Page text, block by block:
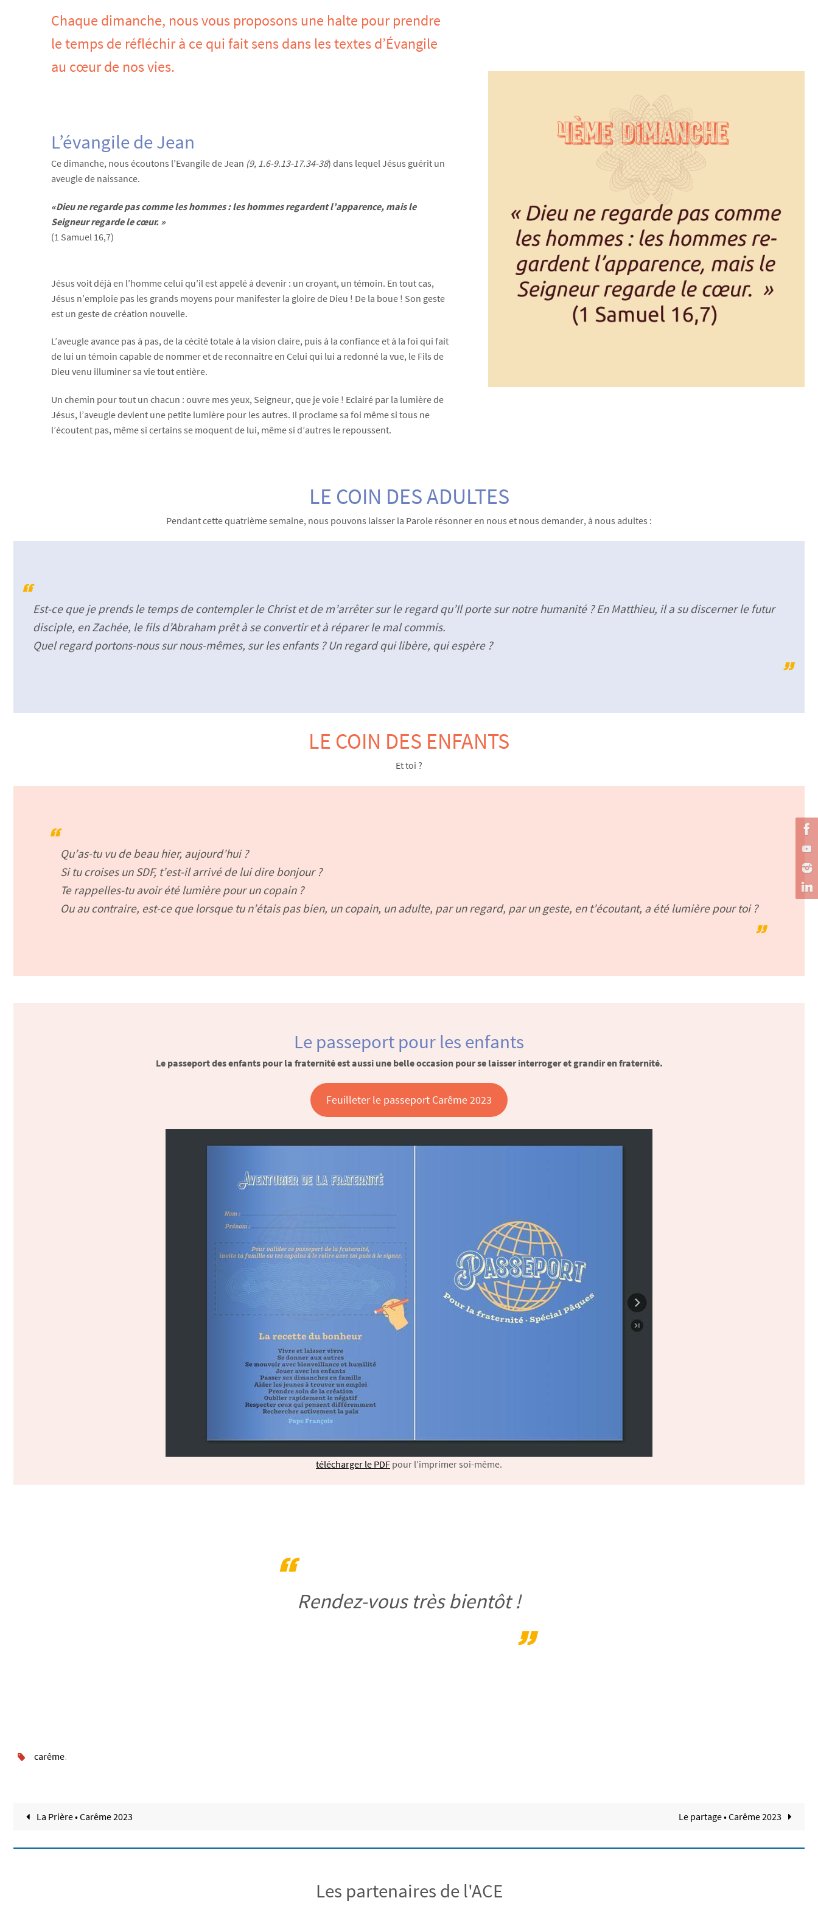
Chaque dimanche, nous vous proposons une halte pour prendre
le temps de réfléchir à ce qui fait sens dans les textes d’Évangile
au cœur de nos vies.
L’évangile de Jean
Ce dimanche, nous écoutons l’Evangile de Jean (9, 1.6-9.13-17.34-38) dans lequel Jésus guérit un
aveugle de naissance.
«Dieu ne regarde pas comme les hommes : les hommes regardent l’apparence, mais le
Seigneur regarde le cœur. »
(1 Samuel 16,7)
Jésus voit déjà en l’homme celui qu’il est appelé à devenir : un croyant, un témoin. En tout cas,
Jésus n’emploie pas les grands moyens pour manifester la gloire de Dieu ! De la boue ! Son geste
est un geste de création nouvelle.
L’aveugle avance pas à pas, de la cécité totale à la vision claire, puis à la confiance et à la foi qui fait
de lui un témoin capable de nommer et de reconnaître en Celui qui lui a redonné la vue, le Fils de
Dieu venu illuminer sa vie tout entière.
Un chemin pour tout un chacun : ouvre mes yeux, Seigneur, que je voie ! Eclairé par la lumière de
Jésus, l’aveugle devient une petite lumière pour les autres. Il proclame sa foi même si tous ne
l’écoutent pas, même si certains se moquent de lui, même si d’autres le repoussent.
LE COIN DES ADULTES
Pendant cette quatrième semaine, nous pouvons laisser la Parole résonner en nous et nous demander, à nous adultes :
Est-ce que je prends le temps de contempler le Christ et de m’arrêter sur le regard qu’Il porte sur notre humanité ? En Matthieu, il a su discerner le futur
disciple, en Zachée, le fils d’Abraham prêt à se convertir et à réparer le mal commis.
Quel regard portons-nous sur nous-mêmes, sur les enfants ? Un regard qui libère, qui espère ?
LE COIN DES ENFANTS
Et toi ?
Qu’as-tu vu de beau hier, aujourd’hui ?
Si tu croises un SDF, t’est-il arrivé de lui dire bonjour ?
Te rappelles-tu avoir été lumière pour un copain ?
Ou au contraire, est-ce que lorsque tu n’étais pas bien, un copain, un adulte, par un regard, par un geste, en t’écoutant, a été lumière pour toi ?
Le passeport pour les enfants
Le passeport des enfants pour la fraternité est aussi une belle occasion pour se laisser interroger et grandir en fraternité.
Feuilleter le passeport Carême 2023
télécharger le PDF pour l’imprimer soi-même.
Rendez-vous très bientôt !
carême.
La Prière • Carême 2023 Le partage • Carême 2023
Les partenaires de l'ACE